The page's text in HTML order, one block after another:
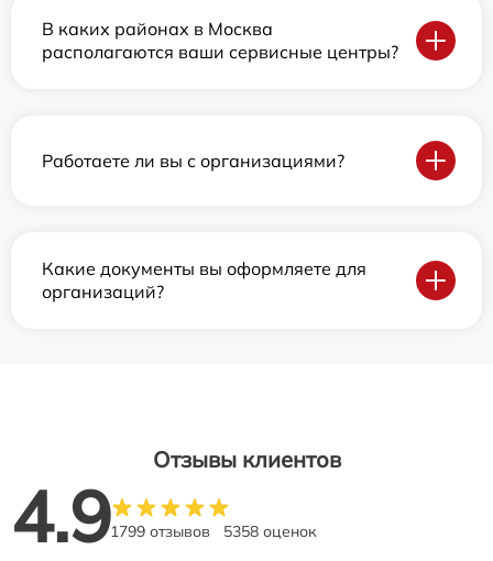
В каких районах в Москва
располагаются ваши сервисные центры?
Работаете ли вы с организациями?
Какие документы вы оформляете для
организаций?
Отзывы клиентов
4.91799 отзывов 5358 оценок